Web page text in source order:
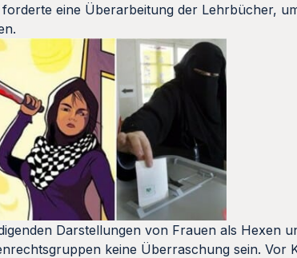
forderte eine Überarbeitung der Lehrbücher,
Darstellungen von Frauen als Hexen
keine Überraschung sein. Vor